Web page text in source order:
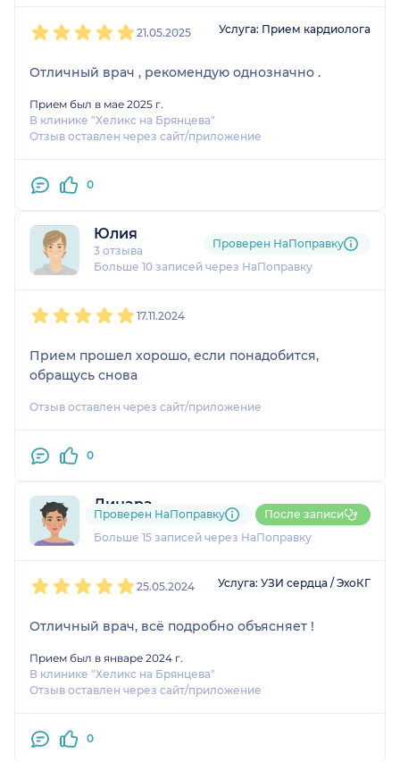
21.05.2025 Услуга: Прием кардиолога
Отличный врач , рекомендую однозначно .
Прием был в мае 2025 г.
В клинике "Хеликс на Брянцева"
Отзыв оставлен через сайт/приложение
0
Юлия
3 отзыва
Больше 10 записей через НаПоправку
Проверен НаПоправку
17.11.2024
Прием прошел хорошо, если понадобится,
обращусь снова
Отзыв оставлен через сайт/приложение
0
Динара
12 отзывов
Больше 15 записей через НаПоправку
Проверен НаПоправку После записи
25.05.2024 Услуга: УЗИ сердца / ЭхоКГ
Отличный врач, всё подробно объясняет !
Прием был в январе 2024 г.
В клинике "Хеликс на Брянцева"
Отзыв оставлен через сайт/приложение
0